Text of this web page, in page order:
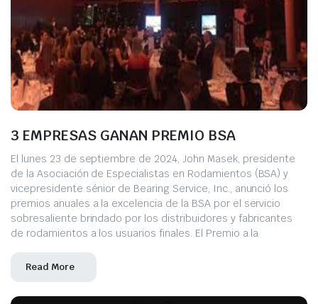
3 EMPRESAS GANAN PREMIO BSA
El lunes 23 de septiembre de 2024, John Masek, presidente
de la Asociación de Especialistas en Rodamientos (BSA) y
vicepresidente sénior de Bearing Service, Inc., anunció los
premios anuales a la excelencia de la BSA por el servicio
sobresaliente brindado por los distribuidores y fabricantes
de rodamientos a los usuarios finales. El Premio a la
Read More